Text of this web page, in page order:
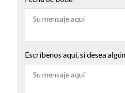
Escríbenos aquí, si desea